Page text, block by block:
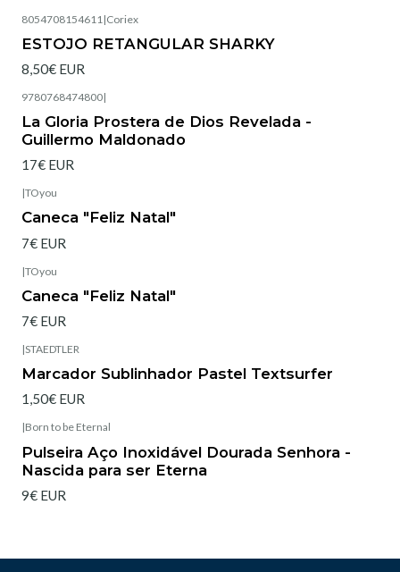
8054708154611 |Coriex
ESTOJO RETANGULAR SHARKY
8,50€ EUR
9780768474800|
La Gloria Prostera de Dios Revelada -
Guillermo Maldonado
17€ EUR
|TOyou
Caneca "Feliz Natal"
7€ EUR
|TOyou
Caneca "Feliz Natal"
7€ EUR
|STAEDTLER
Marcador Sublinhador Pastel Textsurfer
1,50€ EUR
|Born to be Eternal
Pulseira Aço Inoxidável Dourada Senhora -
Nascida para ser Eterna
9€ EUR